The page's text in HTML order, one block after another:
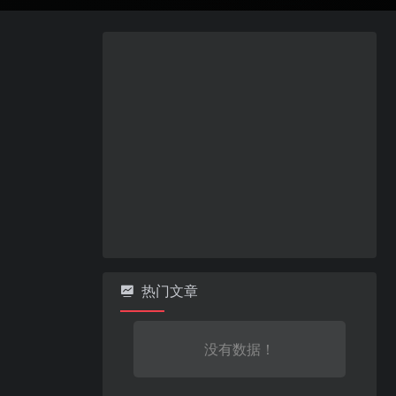
热门文章
没有数据！